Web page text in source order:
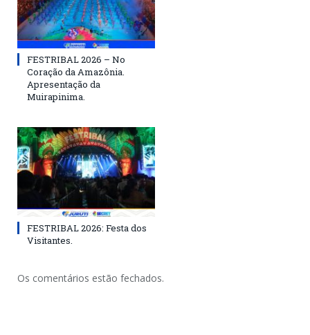
FESTRIBAL 2026 – No
Coração da Amazônia.
Apresentação da
Muirapinima.
FESTRIBAL 2026: Festa dos
Visitantes.
Os comentários estão fechados.